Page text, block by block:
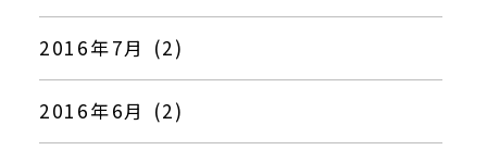
2016年7月 (2)
2016年6月 (2)